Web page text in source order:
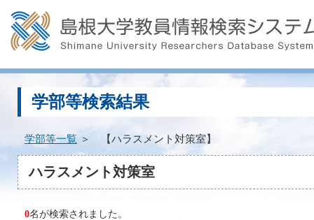
学部等検索結果
学部等一覧 ＞ 【ハラスメント対策室】
ハラスメント対策室
0名が検索されました。